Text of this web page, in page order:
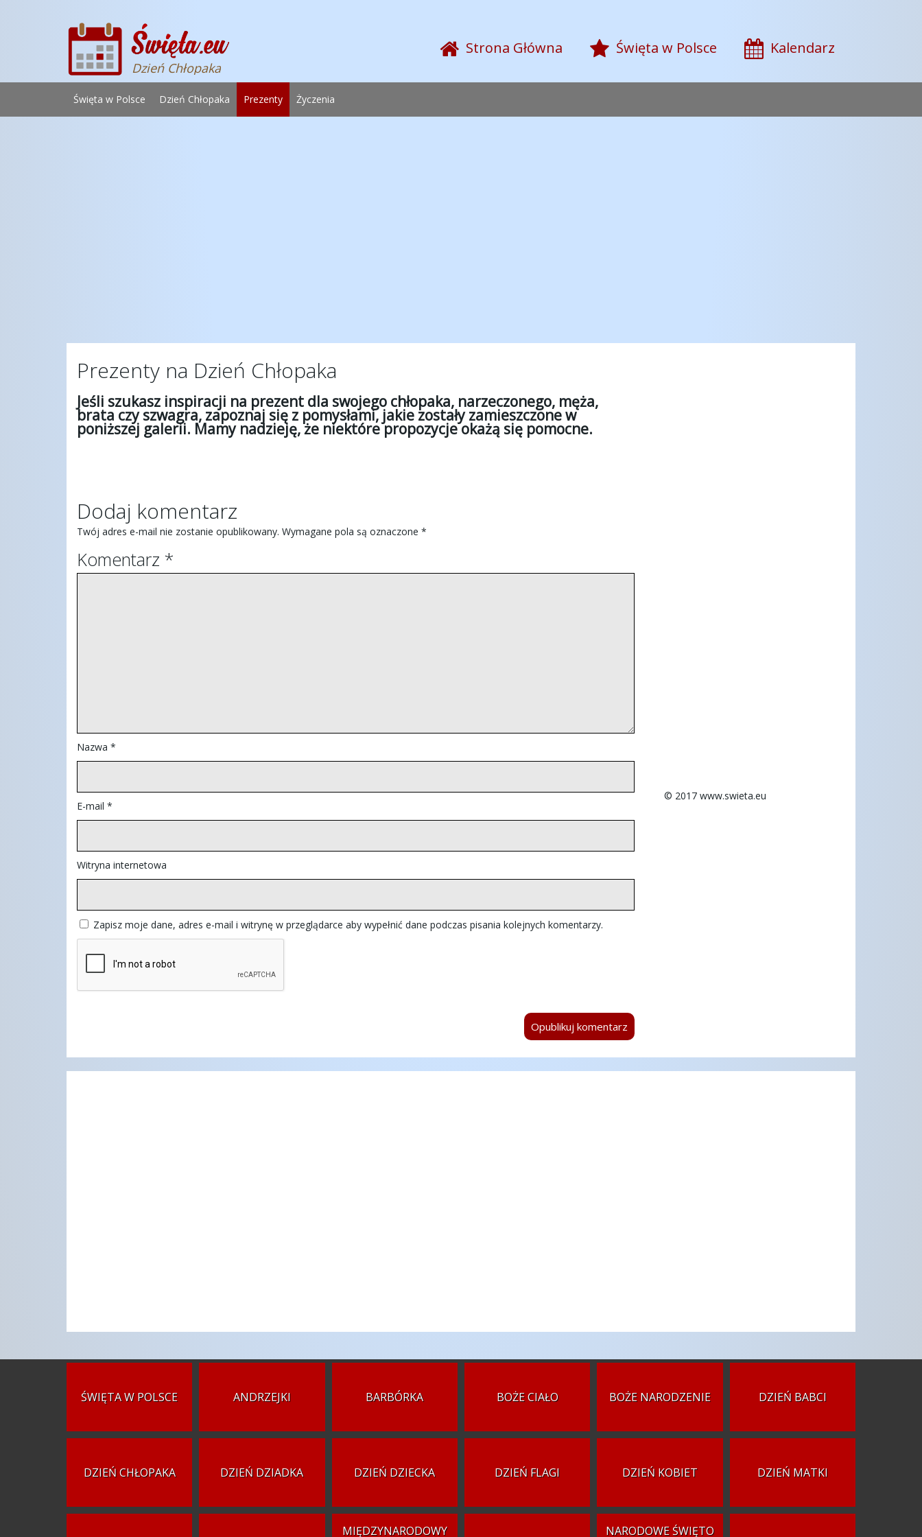
Dzień Chłopaka
Strona Główna Święta w Polsce Kalendarz
Święta w Polsce Dzień Chłopaka Prezenty Życzenia
Prezenty na Dzień Chłopaka
Jeśli szukasz inspiracji na prezent dla swojego chłopaka, narzeczonego, męża,
brata czy szwagra, zapoznaj się z pomysłami, jakie zostały zamieszczone w
poniższej galerii. Mamy nadzieję, że niektóre propozycje okażą się pomocne.
Dodaj komentarz
Twój adres e-mail nie zostanie opublikowany. Wymagane pola są oznaczone *
Komentarz *
Nazwa *
E-mail *
Witryna internetowa
Zapisz moje dane, adres e-mail i witrynę w przeglądarce aby wypełnić dane podczas pisania kolejnych komentarzy.
© 2017 www.swieta.eu
ŚWIĘTA W POLSCE ANDRZEJKI BARBÓRKA BOŻE CIAŁO BOŻE NARODZENIE DZIEŃ BABCI
DZIEŃ CHŁOPAKA DZIEŃ DZIADKA DZIEŃ DZIECKA DZIEŃ FLAGI DZIEŃ KOBIET DZIEŃ MATKI
MIĘDZYNARODOWY NARODOWE ŚWIĘTO